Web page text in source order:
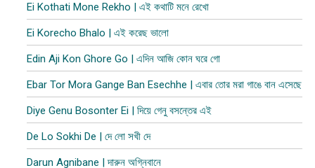
Ei Kothati Mone Rekho | এই কথাটি মনে রেখো
Ei Korecho Bhalo | এই করেছ ভালো
Edin Aji Kon Ghore Go | এদিন আজি কোন ঘরে গো
Ebar Tor Mora Gange Ban Esechhe | এবার তোর মরা গাঙে বান এসেছে
Diye Genu Bosonter Ei | দিয়ে গেনু বসন্তের এই
De Lo Sokhi De | দে লো সখী দে
Darun Agnibane | দারুন অগ্নিবানে